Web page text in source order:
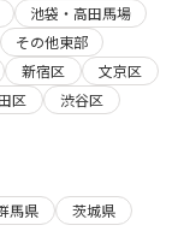
池袋・高田馬場
その他東部
新宿区
文京区
区
渋谷区
馬県
茨城県